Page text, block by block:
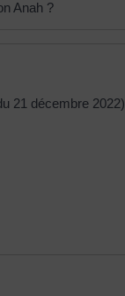
Anah ?
21 décembre 2022)